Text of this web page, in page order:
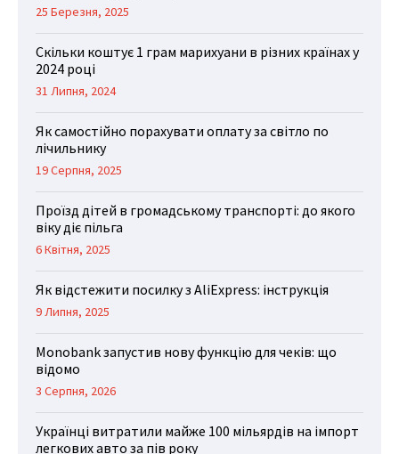
25 Березня, 2025
Скільки коштує 1 грам марихуани в різних країнах у
2024 році
31 Липня, 2024
Як самостійно порахувати оплату за світло по
лічильнику
19 Серпня, 2025
Проїзд дітей в громадському транспорті: до якого
віку діє пільга
6 Квітня, 2025
Як відстежити посилку з AliExpress: інструкція
9 Липня, 2025
Monobank запустив нову функцію для чеків: що
відомо
3 Серпня, 2026
Українці витратили майже 100 мільярдів на імпорт
легкових авто за пів року